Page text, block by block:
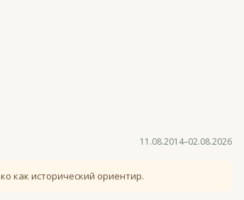
11.08.2014–02.08.2026
как исторический ориентир.